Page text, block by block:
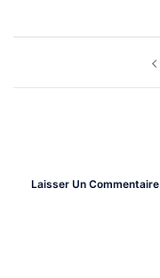
Laisser Un Commentaire